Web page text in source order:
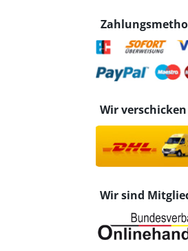
Wir
Wir sind